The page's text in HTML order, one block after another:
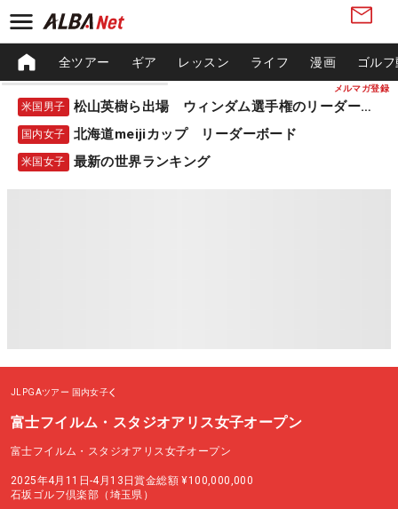
メルマガ登録
全ツアー ギア レッスン ライフ 漫画 ゴル
米国男子 松山英樹ら出場 ウィンダム選手権のリーダーボード
国内女子 北海道meijiカップ リーダーボード
米国女子 最新の世界ランキング
JLPGAツアー 国内女子
富士フイルム・スタジオアリス女子オープン
富士フイルム・スタジオアリス女子オープン
2025年4月11日-4月13日賞金総額 ¥100,000,000
石坂ゴルフ倶楽部（埼玉県）